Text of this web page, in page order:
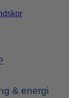
& energi